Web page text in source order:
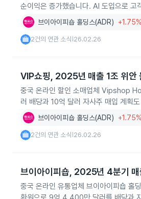
순이익은 증가했습니다. AI 도입으로
브이아이피숍 홀딩스(ADR) +1.75%
2건의 연관 소식 26.02.26
VIP쇼핑, 2025년 매출 1조 위안
중국 온라인 할인 소매업체 Vipshop
러 배당과 10억 달러 자사주 매입 계획
브이아이피숍 홀딩스(ADR) +1.75%
2건의 연관 소식 26.02.26
브이아이피숍, 2025년 4분기 매
중국 온라인 유통업체 브이아이피숍